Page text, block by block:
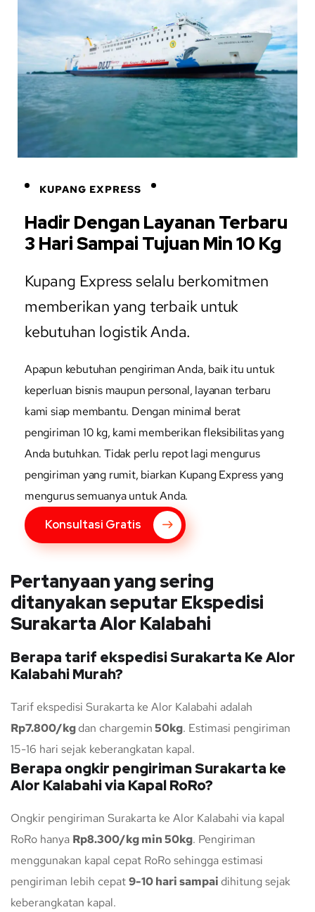
KUPANG EXPRESS
Hadir Dengan Layanan Terbaru
3 Hari Sampai Tujuan Min 10 Kg
Kupang Express selalu berkomitmen
memberikan yang terbaik untuk
kebutuhan logistik Anda.
Apapun kebutuhan pengiriman Anda, baik itu untuk
keperluan bisnis maupun personal, layanan terbaru
kami siap membantu. Dengan minimal berat
pengiriman 10 kg, kami memberikan fleksibilitas yang
Anda butuhkan. Tidak perlu repot lagi mengurus
pengiriman yang rumit, biarkan Kupang Express yang
mengurus semuanya untuk Anda.
Konsultasi Gratis
Pertanyaan yang sering
ditanyakan seputar Ekspedisi
Surakarta Alor Kalabahi
Berapa tarif ekspedisi Surakarta Ke Alor
Kalabahi Murah?
Tarif ekspedisi Surakarta ke Alor Kalabahi adalah
Rp7.800/kgdan chargemin50kg. Estimasi pengiriman
15-16 hari sejak keberangkatan kapal.
Berapa ongkir pengiriman Surakarta ke
Alor Kalabahi via Kapal RoRo?
Ongkir pengiriman Surakarta ke Alor Kalabahi via kapal
RoRo hanya Rp8.300/kg min 50kg. Pengiriman
menggunakan kapal cepat RoRo sehingga estimasi
pengiriman lebih cepat9-10 hari sampai dihitung sejak
keberangkatan kapal.